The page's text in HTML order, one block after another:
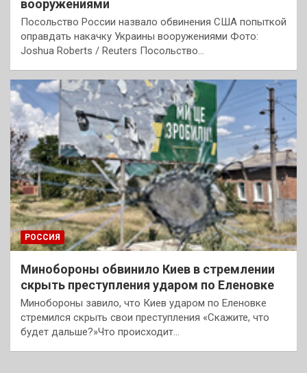
вооружениями
Посольство России назвало обвинения США попыткой
оправдать накачку Украины вооружениями Фото:
Joshua Roberts / Reuters Посольство…
РОССИЯ
Минобороны обвинило Киев в стремлении
скрыть преступления ударом по Еленовке
Минобороны завило, что Киев ударом по Еленовке
стремился скрыть свои преступления «Скажите, что
будет дальше?»Что происходит…